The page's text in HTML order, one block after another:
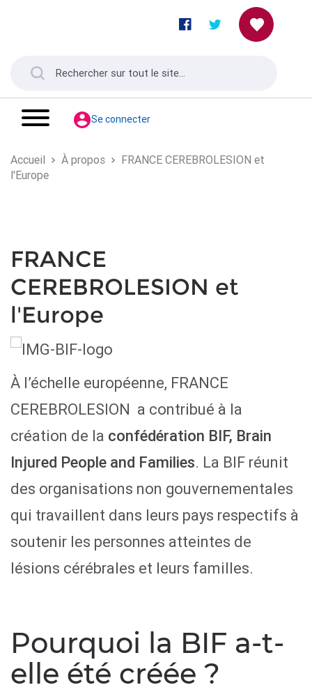
Se connecter
Accueil À propos
FRANCE CEREBROLESION et
l'Europe
FRANCE
CEREBROLESION et
l'Europe
À l’échelle européenne, FRANCE
CEREBROLESION a contribué à la
création de la confédération BIF, Brain
Injured People and Families. La BIF réunit
des organisations non gouvernementales
qui travaillent dans leurs pays respectifs à
soutenir les personnes atteintes de
lésions cérébrales et leurs familles.
Pourquoi la BIF a-t-
elle été créée ?